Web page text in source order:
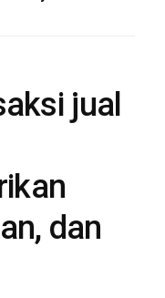
jual
dan